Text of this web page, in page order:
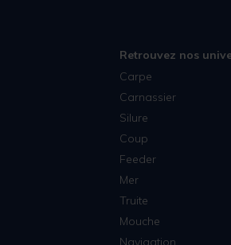
Retrouvez nos
Carpe
Carnassier
Silure
Coup
Feeder
Mer
Truite
Mouche
Navigation